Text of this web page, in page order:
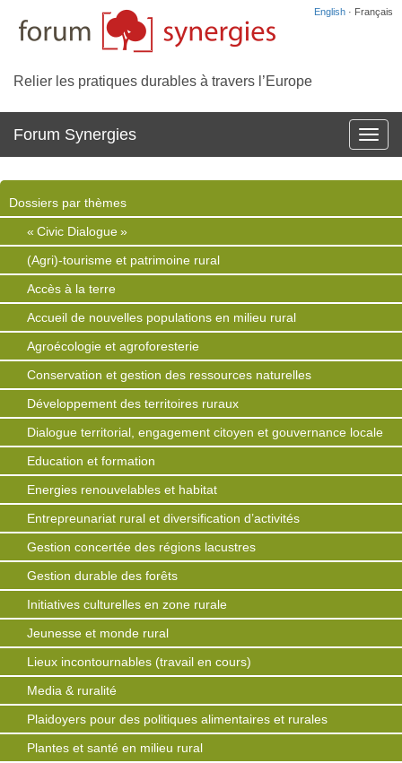
English · Français
Relier les pratiques durables à travers l’Europe
la
Forum Synergies
Dossiers par thèmes
« Civic Dialogue »
(Agri)-tourisme et patrimoine rural
Accès à la terre
Accueil de nouvelles populations en milieu rural
Agroécologie et agroforesterie
Conservation et gestion des ressources naturelles
Développement des territoires ruraux
Dialogue territorial, engagement citoyen et gouvernance locale
Education et formation
Energies renouvelables et habitat
Entrepreunariat rural et diversification d’activités
Gestion concertée des régions lacustres
Gestion durable des forêts
Initiatives culturelles en zone rurale
Jeunesse et monde rural
Lieux incontournables (travail en cours)
Media & ruralité
Plaidoyers pour des politiques alimentaires et rurales
Plantes et santé en milieu rural